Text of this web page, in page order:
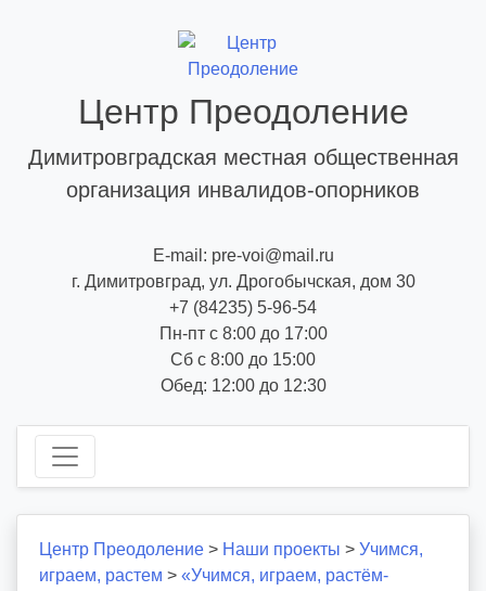
Центр Преодоление
Димитровградская местная общественная
организация инвалидов-опорников
E-mail: pre-voi@mail.ru
г. Димитровград, ул. Дрогобычская, дом 30
+7 (84235) 5-96-54
Пн-пт с 8:00 до 17:00
Сб с 8:00 до 15:00
Обед: 12:00 до 12:30
Центр Преодоление > Наши проекты > Учимся,
играем, растем > «Учимся, играем, растëм-